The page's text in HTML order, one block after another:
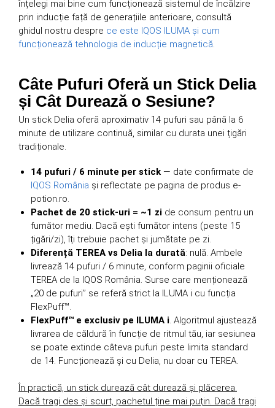
înțelegi mai bine cum funcționează sistemul de încălzire
prin inducție față de generațiile anterioare, consultă
ghidul nostru despre ce este IQOS ILUMA și cum
funcționează tehnologia de inducție magnetică.
Câte Pufuri Oferă un Stick Delia
și Cât Durează o Sesiune?
Un stick Delia oferă aproximativ 14 pufuri sau până la 6
minute de utilizare continuă, similar cu durata unei țigări
tradiționale.
14 pufuri / 6 minute per stick — date confirmate de
IQOS România și reflectate pe pagina de produs e-
potion.ro.
Pachet de 20 stick-uri = ~1 zi de consum pentru un
fumător mediu. Dacă ești fumător intens (peste 15
țigări/zi), îți trebuie pachet și jumătate pe zi.
Diferență TEREA vs Delia la durată: nulă. Ambele
livrează 14 pufuri / 6 minute, conform paginii oficiale
TEREA de la IQOS România. Surse care menționează
„20 de pufuri” se referă strict la ILUMA i cu funcția
FlexPuff™.
FlexPuff™ e exclusiv pe ILUMA i. Algoritmul ajustează
livrarea de căldură în funcție de ritmul tău, iar sesiunea
se poate extinde câteva pufuri peste limita standard
de 14. Funcționează și cu Delia, nu doar cu TEREA.
În practică, un stick durează cât durează și plăcerea.
Dacă tragi des și scurt, pachetul ține mai puțin. Dacă tragi